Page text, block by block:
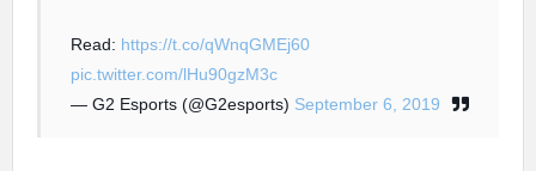
Read: https://t.co/qWnqGMEj60
pic.twitter.com/lHu90gzM3c
— G2 Esports (@G2esports) September 6, 2019